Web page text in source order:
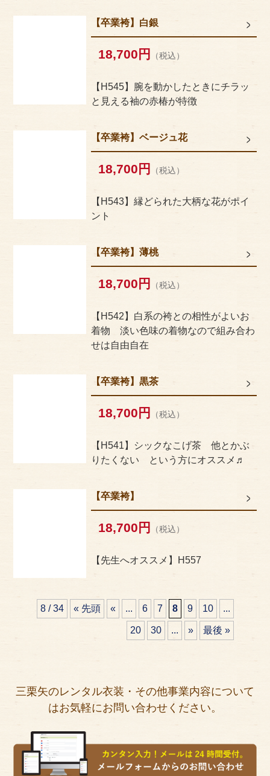
【卒業袴】白銀
18,700円 （税込）
【H545】腕を動かしたときにチラッ
と見える袖の赤椿が特徴
【卒業袴】ベージュ花
18,700円 （税込）
【H543】縁どられた大柄な花がポイ
ント
【卒業袴】薄桃
18,700円 （税込）
【H542】白系の袴との相性がよいお
着物 淡い色味の着物なので組み合わ
せは自由自在
【卒業袴】黒茶
18,700円 （税込）
【H541】シックなこげ茶 他とかぶ
りたくない という方にオススメ♬
【卒業袴】
18,700円 （税込）
【先生へオススメ】H557
8 / 34 « 先頭 « ... 6 7 8 9 10 ...
20 30 ... » 最後 »
三栗矢のレンタル衣装・その他事業内容について
はお気軽にお問い合わせください。